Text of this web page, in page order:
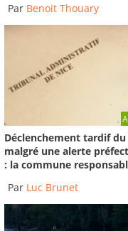
Par Benoit Thouary
Déclenchement tardif du
malgré une alerte
: la commune
Par Luc Brunet